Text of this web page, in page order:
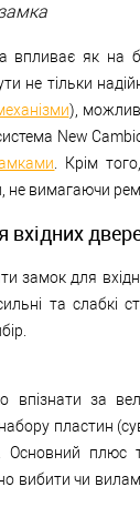
впливає як на
не тільки
),
New
. Крім
вимагаючи
замок для
та слабкі
впізнати за
пластин
Основний плюс
вибити чи